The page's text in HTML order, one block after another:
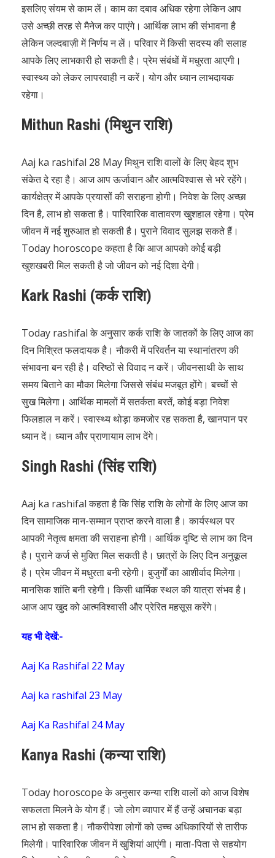
इसलिए संयम से काम लें। काम का दबाव अधिक रहेगा लेकिन आप
उसे अच्छी तरह से मैनेज कर पाएंगे। आर्थिक लाभ की संभावना है
लेकिन जल्दबाज़ी में निर्णय न लें। परिवार में किसी सदस्य की सलाह
आपके लिए लाभकारी हो सकती है। प्रेम संबंधों में मधुरता आएगी।
स्वास्थ्य को लेकर लापरवाही न करें। योग और ध्यान लाभदायक
रहेगा।
Mithun Rashi (मिथुन राशि)
Aaj ka rashifal 28 May मिथुन राशि वालों के लिए बेहद शुभ
संकेत दे रहा है। आज आप ऊर्जावान और आत्मविश्वास से भरे रहेंगे।
कार्यक्षेत्र में आपके प्रयासों की सराहना होगी। निवेश के लिए अच्छा
दिन है, लाभ हो सकता है। पारिवारिक वातावरण खुशहाल रहेगा। प्रेम
जीवन में नई शुरुआत हो सकती है। पुराने विवाद सुलझ सकते हैं।
Today horoscope कहता है कि आज आपको कोई बड़ी
खुशखबरी मिल सकती है जो जीवन को नई दिशा देगी।
Kark Rashi (कर्क राशि)
Today rashifal के अनुसार कर्क राशि के जातकों के लिए आज का
दिन मिश्रित फलदायक है। नौकरी में परिवर्तन या स्थानांतरण की
संभावना बन रही है। वरिष्ठों से विवाद न करें। जीवनसाथी के साथ
समय बिताने का मौका मिलेगा जिससे संबंध मजबूत होंगे। बच्चों से
सुख मिलेगा। आर्थिक मामलों में सतर्कता बरतें, कोई बड़ा निवेश
फिलहाल न करें। स्वास्थ्य थोड़ा कमजोर रह सकता है, खानपान पर
ध्यान दें। ध्यान और प्राणायाम लाभ देंगे।
Singh Rashi (सिंह राशि)
Aaj ka rashifal कहता है कि सिंह राशि के लोगों के लिए आज का
दिन सामाजिक मान-सम्मान प्राप्त करने वाला है। कार्यस्थल पर
आपकी नेतृत्व क्षमता की सराहना होगी। आर्थिक दृष्टि से लाभ का दिन
है। पुराने कर्ज से मुक्ति मिल सकती है। छात्रों के लिए दिन अनुकूल
है। प्रेम जीवन में मधुरता बनी रहेगी। बुजुर्गों का आशीर्वाद मिलेगा।
मानसिक शांति बनी रहेगी। किसी धार्मिक स्थल की यात्रा संभव है।
आज आप खुद को आत्मविश्वासी और प्रेरित महसूस करेंगे।
यह भी देखें:-
Aaj Ka Rashifal 22 May
Aaj ka rashifal 23 May
Aaj Ka Rashifal 24 May
Kanya Rashi (कन्या राशि)
Today horoscope के अनुसार कन्या राशि वालों को आज विशेष
सफलता मिलने के योग हैं। जो लोग व्यापार में हैं उन्हें अचानक बड़ा
लाभ हो सकता है। नौकरीपेशा लोगों को उच्च अधिकारियों से तारीफ
मिलेगी। पारिवारिक जीवन में खुशियां आएंगी। माता-पिता से सहयोग